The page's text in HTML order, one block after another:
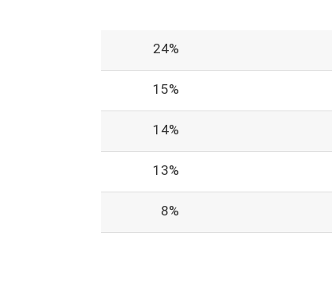
24%
15%
14%
13%
8%